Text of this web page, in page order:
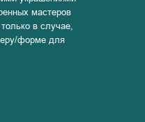
мастеров
в случае,
форме для